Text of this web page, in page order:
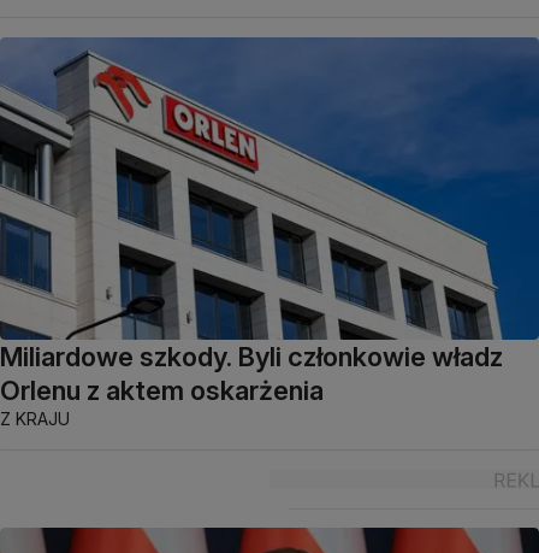
Miliardowe szkody. Byli członkowie władz
Orlenu z aktem oskarżenia
Z KRAJU